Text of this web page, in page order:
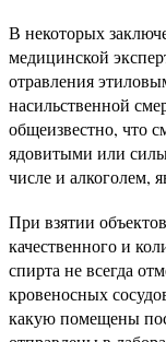
В некоторых
медицинской
отравления
насильственной
общеизвестно, что
ядовитыми или
числе и алкоголем,
При взятии
качественного и
спирта не всегда
кровеносных
какую помещены